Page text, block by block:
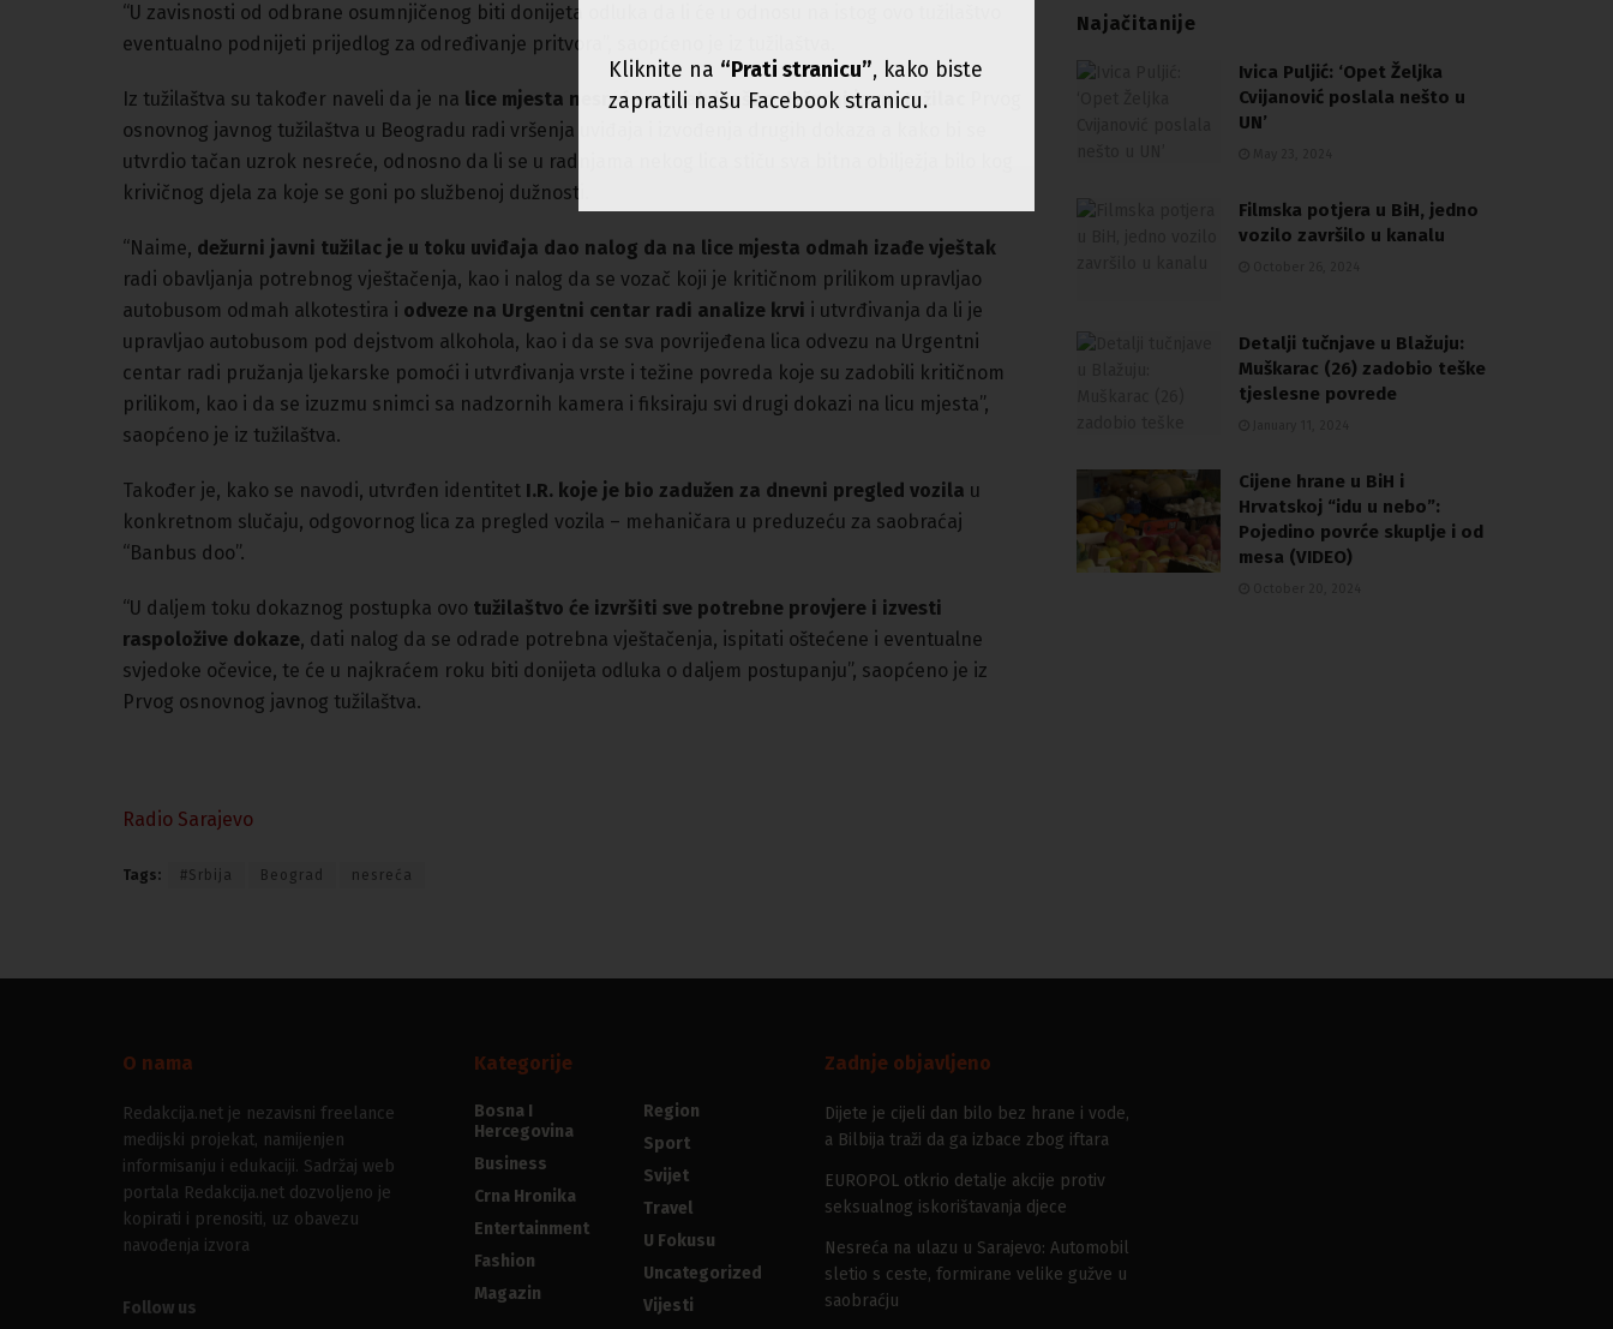
“U zavisnosti od odbrane osumnjičenog biti donijeta odluka da li će u odnosu na istog ovo tužilaštvo
eventualno podnijeti prijedlog za određivanje pritvora”, saopćeno je iz tužilaštva.
Iz tužilaštva su također naveli da je na lice mjesta nesreće odmah izašao dežurni javni tužilac
osnovnog javnog tužilaštva u Beogradu radi vršenja uviđaja i izvođenja drugih dokaza a kako bi se
utvrdio tačan uzrok nesreće, odnosno da li se u radnjama nekog lica stiču sva bitna obilježja bilo kog
krivičnog djela za koje se goni po službenoj dužnosti.
“Naime, dežurni javni tužilac je u toku uviđaja dao nalog da na lice mjesta odmah izađe vještak
radi obavljanja potrebnog vještačenja, kao i nalog da se vozač koji je kritičnom prilikom upravljao
autobusom odmah alkotestira i odveze na Urgentni centar radi analize krvi i utvrđivanja da li je
upravljao autobusom pod dejstvom alkohola, kao i da se sva povrijeđena lica odvezu na Urgentni
centar radi pružanja ljekarske pomoći i utvrđivanja vrste i težine povreda koje su zadobili kritičnom
prilikom, kao i da se izuzmu snimci sa nadzornih kamera i fiksiraju svi drugi dokazi na licu mjesta”,
saopćeno je iz tužilaštva.
Također je, kako se navodi, utvrđen identitet I.R. koje je bio zadužen za dnevni pregled vozila u
konkretnom slučaju, odgovornog lica za pregled vozila – mehaničara u preduzeću za saobraćaj
“Banbus doo”.
“U daljem toku dokaznog postupka ovo tužilaštvo će izvršiti sve potrebne provjere i izvesti
raspoložive dokaze, dati nalog da se odrade potrebna vještačenja, ispitati oštećene i eventualne
svjedoke očevice, te će u najkraćem roku biti donijeta odluka o daljem postupanju”, saopćeno je iz
Prvog osnovnog javnog tužilaštva.
Radio Sarajevo
Tags: #Srbija Beograd nesreća
Najačitanije
Ivica Puljić: ‘Opet Željka
Cvijanović poslala nešto u
UN’
Filmska potjera u BiH, jedno
vozilo završilo u kanalu
Detalji tučnjave u Blažuju:
Muškarac (26) zadobio teške
tjeslesne povrede
Cijene hrane u BiH i
Hrvatskoj “idu u nebo”:
Pojedino povrće skuplje i od
mesa (VIDEO)
O nama
Redakcija.net je nezavisni freelance
medijski projekat, namijenjen
informisanju i edukaciji. Sadržaj web
portala Redakcija.net dozvoljeno je
kopirati i prenositi, uz obavezu
navođenja izvora
Follow us
Kategorije
Bosna I
Hercegovina
Business
Crna Hronika
Entertainment
Fashion
Magazin
Region
Sport
Svijet
Travel
U Fokusu
Uncategorized
Vijesti
Zadnje objavljeno
Dijete je cijeli dan bilo bez hrane i vode,
a Bilbija traži da ga izbace zbog iftara
EUROPOL otkrio detalje akcije protiv
seksualnog iskorištavanja djece
Nesreća na ulazu u Sarajevo: Automobil
sletio s ceste, formirane velike gužve u
saobraćju
Kliknite na “Prati stranicu”, kako biste
zapratili našu Facebook stranicu.